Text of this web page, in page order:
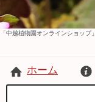
「中越植物園オンラインショップ」
ホーム